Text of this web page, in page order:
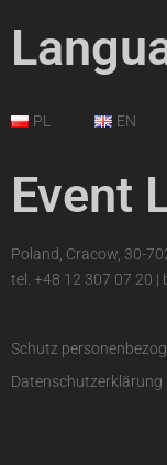
PL EN
Event
Poland, Cracow, 30-
tel. +48 12 307 07 20 |
Schutz
Datenschutzerklärung